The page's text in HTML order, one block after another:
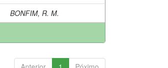
BONFIM, R. M.